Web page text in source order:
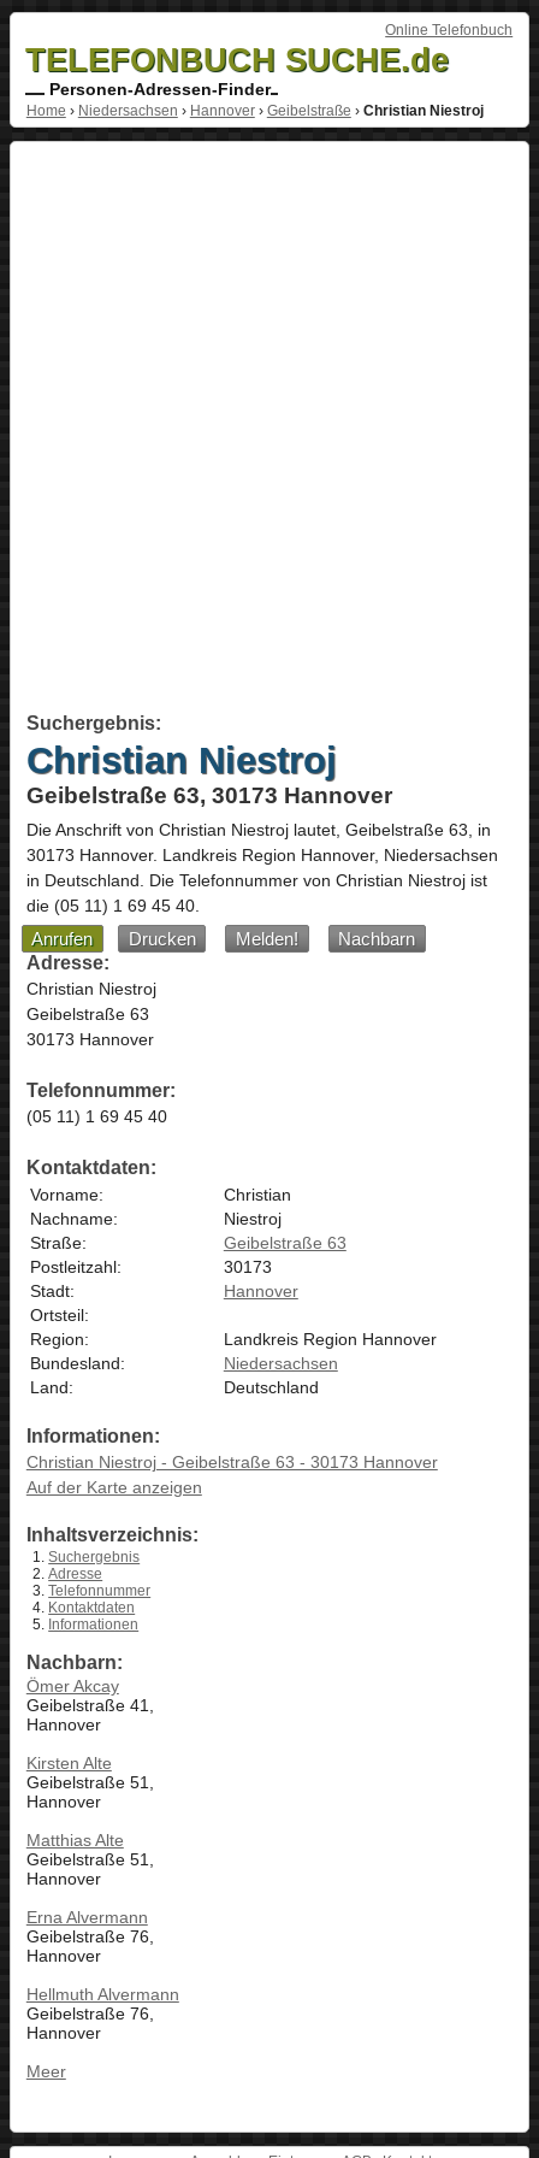
Online Telefonbuch
TELEFONBUCH SUCHE.de
Personen-Adressen-Finder
Home › Niedersachsen › Hannover› Geibelstraße › Christian Niestroj
Suchergebnis:
Christian Niestroj
Geibelstraße 63, 30173 Hannover
Die Anschrift von Christian Niestrojlautet, Geibelstraße 63, in
30173 Hannover. Landkreis Region Hannover, Niedersachsen
in Deutschland. Die Telefonnummer von Christian Niestroj ist
die (05 11) 1 69 45 40.
Anrufen Drucken Melden!
Nachbarn
Adresse:
Christian Niestroj
Geibelstraße 63
30173 Hannover
Telefonnummer:
(05 11) 1 69 45 40
Kontaktdaten:
Vorname:
Christian
Nachname:
Niestroj
Straße:
Geibelstraße 63
Postleitzahl:
30173
Stadt:
Hannover
Ortsteil:
Region:
Landkreis Region Hannover
Bundesland:
Niedersachsen
Land:
Deutschland
Informationen:
Christian Niestroj - Geibelstraße 63 - 30173 Hannover
Auf der Karte anzeigen
Inhaltsverzeichnis:
Suchergebnis
Adresse
Telefonnummer
Kontaktdaten
Informationen
Nachbarn:
Ömer Akcay
Geibelstraße 41,
Hannover
Kirsten Alte
Geibelstraße 51,
Hannover
Matthias Alte
Geibelstraße 51,
Hannover
Erna Alvermann
Geibelstraße 76,
Hannover
Hellmuth Alvermann
Geibelstraße 76,
Hannover
Meer